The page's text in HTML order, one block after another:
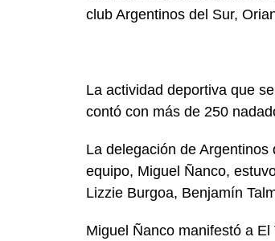
club Argentinos del Sur,
La actividad deportiva que
contó con más de 250
La delegación de
equipo, Miguel Ñanco,
Lizzie Burgoa, Benjamín
Miguel Ñanco manifestó a